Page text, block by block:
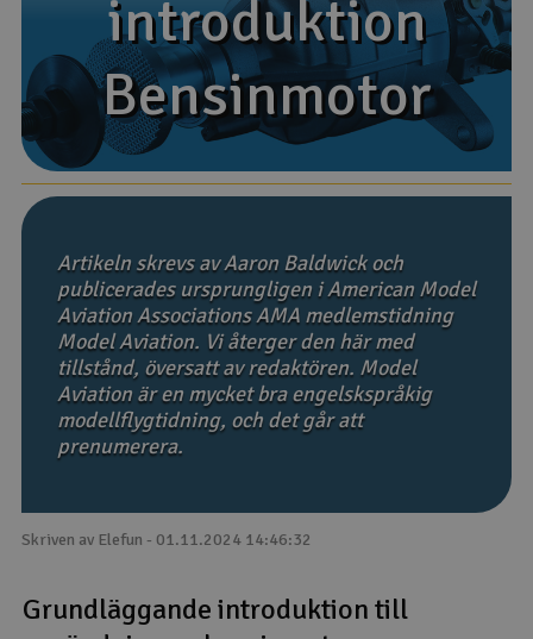
Båtar
Drönare
Drönare för FPV
Helikopter
Kamerautrustning
Modellbygg- och byggsatser
Modelljärnväg
Motor & tillbehör
introduktion
Bensinmotor
introduktion
Bensinmotor
Artikeln skrevs av Aaron Baldwick och
publicerades ursprungligen i American Model
Aviation Associations AMA medlemstidning
Model Aviation. Vi återger den här med
tillstånd, översatt av redaktören. Model
Aviation är en mycket bra engelskspråkig
modellflygtidning, och det går att
prenumerera.
Skriven av Elefun - 01.11.2024 14:46:32
Grundläggande introduktion till